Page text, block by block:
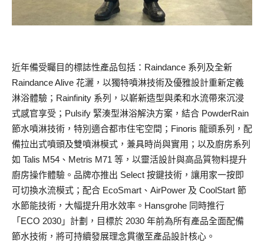
近年備受矚目的標誌性產品包括：Raindance 系列及全新
Raindance Alive 花灑，以獨特噴淋技術及優雅設計重新定義
淋浴體驗；Rainfinity 系列，以嶄新造型與柔和水流帶來沉浸
式感官享受；Pulsify 緊湊型淋浴解決方案，結合 PowderRain
節水噴淋技術，特別適合都市住宅空間；Finoris 龍頭系列，配
備拉出式噴頭及雙噴淋模式，兼具時尚與實用；以及廚房系列
如 Talis M54、Metris M71 等，以靈活設計與高品質物料提升
廚房操作體驗。品牌亦推出 Select 按鍵技術，讓用家一按即
可切換水流模式；配合 EcoSmart、AirPower 及 CoolStart 節
水節能技術，大幅提升用水效率。Hansgrohe 同時推行
「ECO 2030」計劃，目標於 2030 年前為所有產品全面配備
節水技術，將可持續發展理念貫徹至產品設計核心。